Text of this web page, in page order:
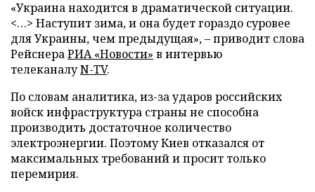
«Украина находится в драматической ситуации.
<…> Наступит зима, и она будет гораздо суровее
для Украины, чем предыдущая», – приводит слова
РейснераРИА «Новости» в интервью
телеканалуN-TV.
По словам аналитика, из-за ударов российских
войск инфраструктура страны не способна
производить достаточное количество
электроэнергии. Поэтому Киев отказался от
максимальных требований и просит только
перемирия.